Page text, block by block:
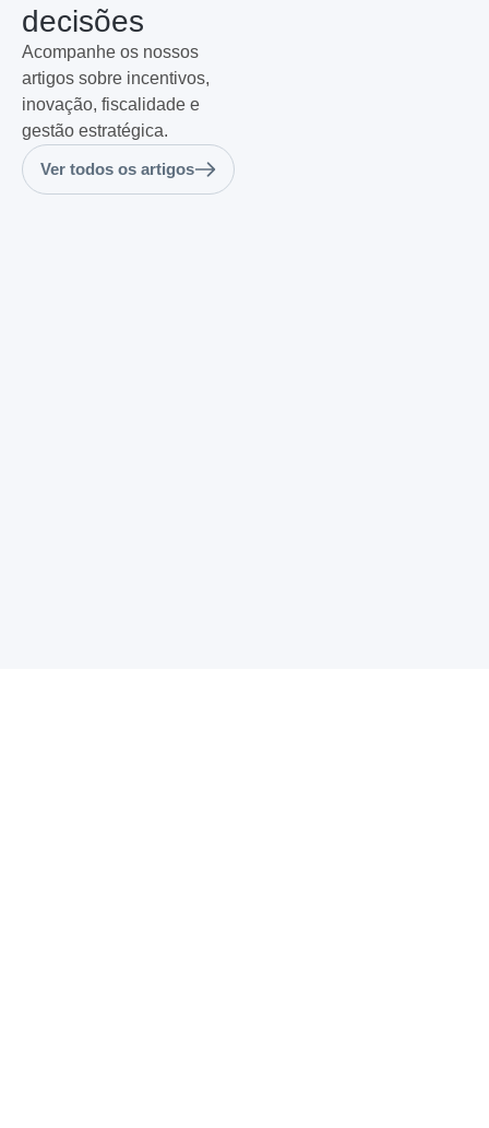
decisões
Acompanhe os nossos
artigos sobre incentivos,
inovação, fiscalidade e
gestão estratégica.
Ver todos os artigos